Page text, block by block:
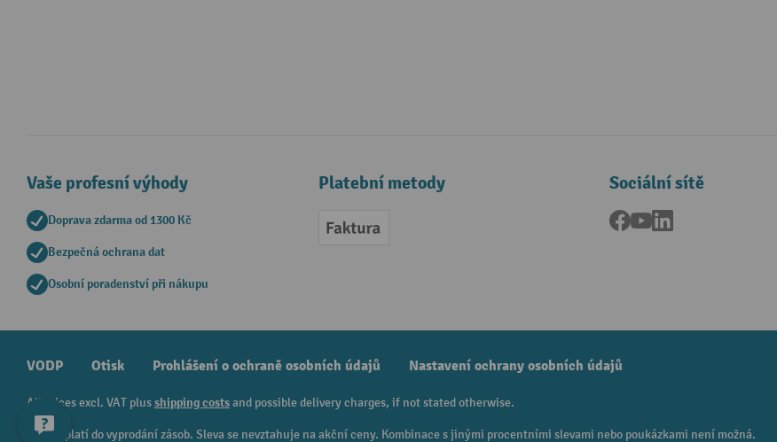
Vaše profesní výhody
Doprava zdarma od 1300 Kč
Bezpečná ochrana dat
Osobní poradenství při nákupu
Platební metody
Faktura
Sociální sítě
Facebook
YouTube
VODP Otisk Prohlášení o ochraně osobních údajů Nastavení ochrany osobních údajů
All prices excl. VAT plusshipping costsand possible delivery charges, if not stated otherwise.
¹ Sleva platí do vyprodání zásob. Sleva se nevztahuje na akční ceny. Kombinace s jinými procentními slevami nebo poukázkami není možná.